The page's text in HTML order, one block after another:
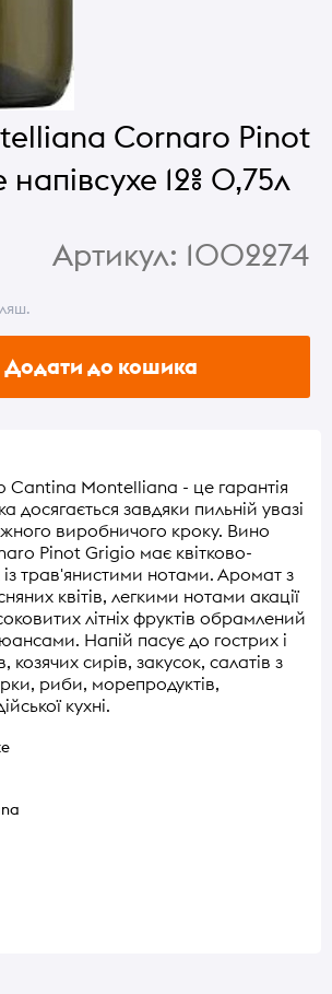
Cornaro Pinot
12% 0,75л
Артикул: 1002274
Додати до кошика
Cantina Montelliana - це гарантія
досягається завдяки пильній увазі
виробничого кроку. Вино
Pinot Grigio має квітково-
трав'янистими нотами. Аромат з
квітів, легкими нотами акації
літніх фруктів обрамлений
Напій пасує до гострих і
козячих сирів, закусок, салатів з
риби, морепродуктів,
кухні.